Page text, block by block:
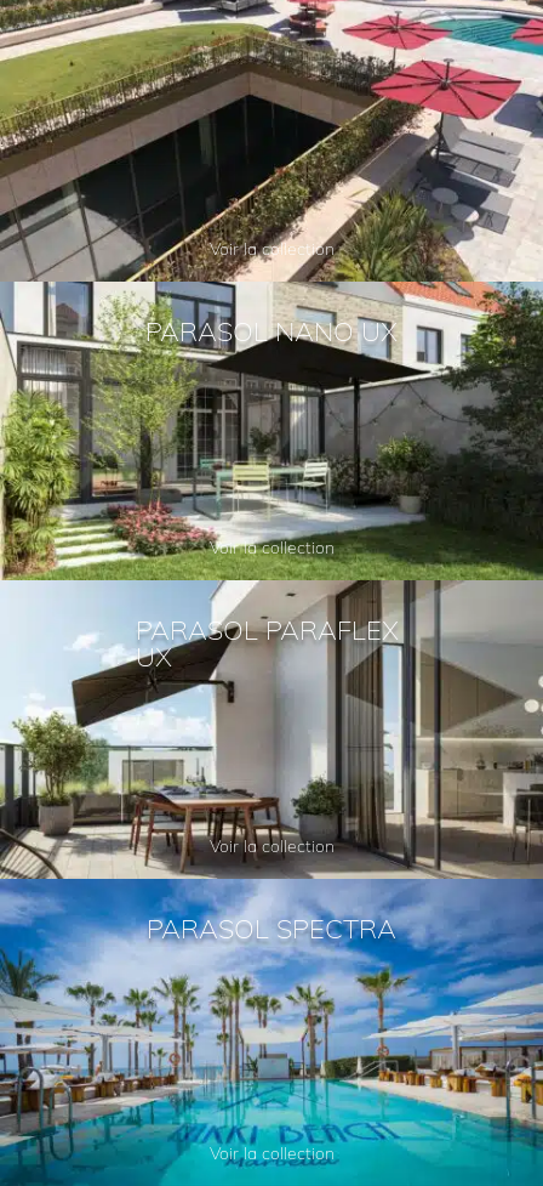
Voir la collection
PARASOL NANO UX
Voir la collection
PARASOL PARAFLEX
UX
Voir la collection
PARASOL SPECTRA
Voir la collection